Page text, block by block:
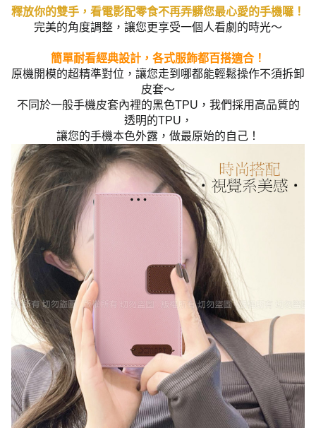
釋放你的雙手，看電影配零食不再弄髒您最心愛的手機囉！
完美的角度調整，讓您更享受一個人看劇的時光～
簡單耐看經典設計，各式服飾都百搭適合！
原機開模的超精準對位，讓您走到哪都能輕鬆操作不須拆卸
皮套～
不同於一般手機皮套內裡的黑色TPU，我們採用高品質的
透明的TPU，
讓您的手機本色外露，做最原始的自己！